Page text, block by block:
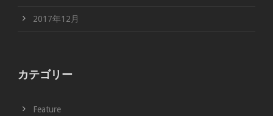
2017年12月
カテゴリー
Feature